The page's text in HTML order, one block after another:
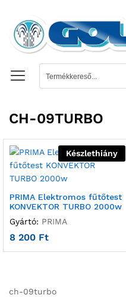
CH-09TURBO
Készlethiány
PRIMA Elektromos fűtőtest
KONVEKTOR TURBO 2000w
Gyártó: PRIMA
8 200 Ft
ch-09turbo